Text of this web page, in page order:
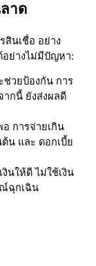
าด
นเชื่อ อย่าง
ย่างไม่มีปัญหา:
ช่วยป้องกัน การ
ากนี้ ยังส่งผลดี
การจ่ายเกิน
น และ ดอกเบี้ย
นให้ดี ไม่ใช้เงิน
ณ์ฉุกเฉิน